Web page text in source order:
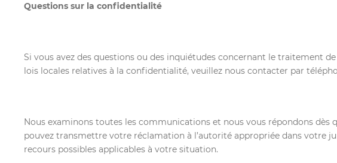
Questions sur la confidentialité
Si vous avez des questions ou des inquiétudes concernant le traitement
lois locales relatives à la confidentialité, veuillez nous contacter par
Nous examinons toutes les communications et nous vous répondons dès
pouvez transmettre votre réclamation à l’autorité appropriée dans votre
recours possibles applicables à votre situation.